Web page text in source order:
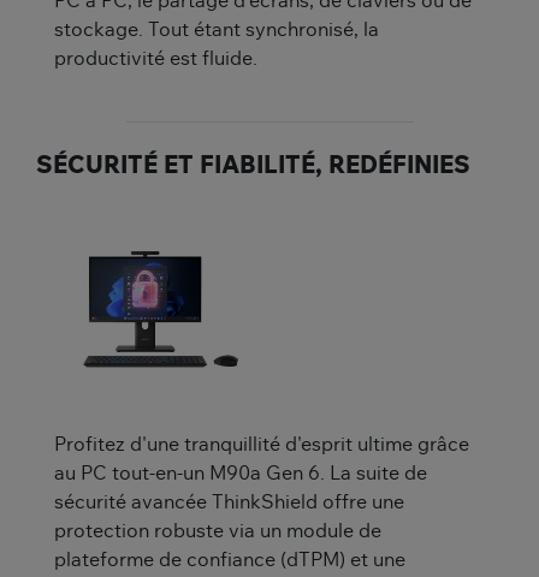
stockage. Tout étant synchronisé, la
productivité est fluide.
SÉCURITÉ ET FIABILITÉ, REDÉFINIES
Profitez d'une tranquillité d'esprit ultime grâce
au PC tout-en-un M90a Gen 6. La suite de
sécurité avancée ThinkShield offre une
protection robuste via un module de
plateforme de confiance (dTPM) et une